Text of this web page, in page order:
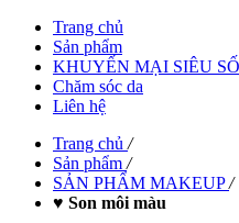
Trang chủ
Sản phẩm
KHUYẾN MẠI SIÊU
Chăm sóc da
Liên hệ
Trang chủ /
Sản phẩm /
SẢN PHẨM MAKEUP /
♥ Son môi màu